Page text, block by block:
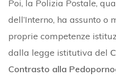
Poi, la Polizia Postale,
dell’Interno, ha assunto o
proprie competenze
dalla legge istitutiva del
Contrasto alla